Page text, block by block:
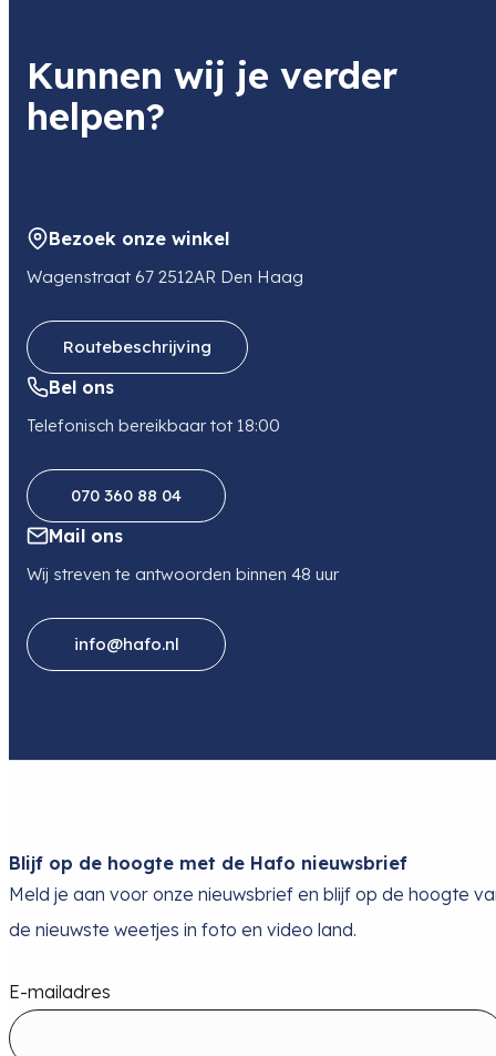
Kunnen wij je verder
helpen?
Bezoek onze winkel
Wagenstraat 67 2512AR Den Haag
Routebeschrijving
Bel ons
Telefonisch bereikbaar tot 18:00
070 360 88 04
Mail ons
Wij streven te antwoorden binnen 48 uur
info@hafo.nl
Blijf op de hoogte met de Hafo nieuwsbrief
Meld je aan voor onze nieuwsbrief en blijf op de hoogte
de nieuwste weetjes in foto en video land.
E-mailadres